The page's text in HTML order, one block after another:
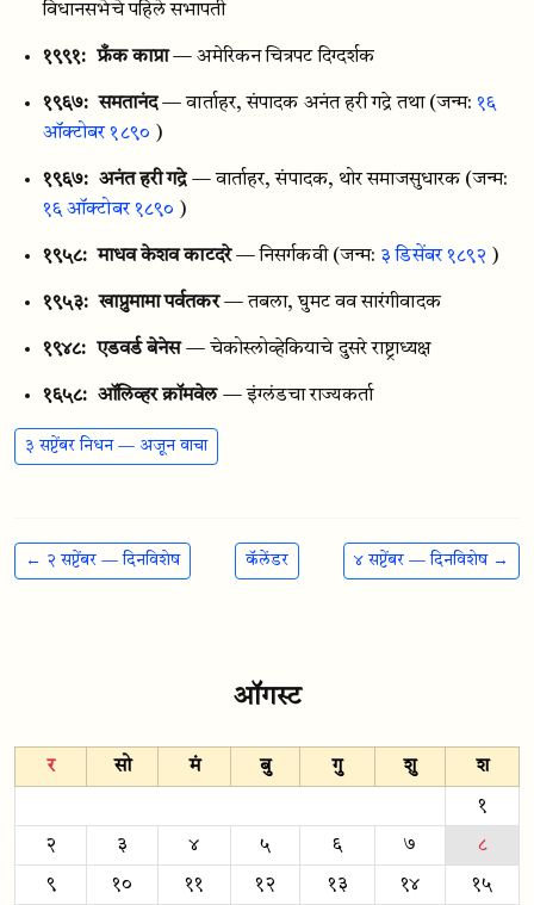
विधानसभेचे पहिले सभापती
१९९१: फ्रँक काप्रा — अमेरिकन चित्रपट दिग्दर्शक
१९६७: समतानंद — वार्ताहर, संपादक अनंत हरी गद्रे तथा (जन्म:१६
ऑक्टोबर १८९० )
१९६७: अनंत हरी गद्रे — वार्ताहर, संपादक, थोर समाजसुधारक (जन्म:
१६ ऑक्टोबर १८९० )
१९५८: माधव केशव काटदरे — निसर्गकवी (जन्म: ३ डिसेंबर १८९२ )
१९५३: खाप्रुमामा पर्वतकर — तबला, घुमट वव सारंगीवादक
१९४८: एडवर्ड बेनेस — चेकोस्लोव्हेकियाचे दुसरे राष्ट्राध्यक्ष
१६५८: ऑलिव्हर क्रॉमवेल — इंग्लंडचा राज्यकर्ता
३ सप्टेंबर निधन — अजून वाचा
← २ सप्टेंबर — दिनविशेष कॅलेंडर ४ सप्टेंबर — दिनविशेष →
ऑगस्ट
र सो मं बु गु शु श
१
२ ३ ४ ५ ६ ७ ८
९ १० ११ १२ १३ १४ १५